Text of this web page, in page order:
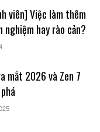
viên] Việc làm thêm
nghiệm hay rào cản?
mắt 2026 và Zen 7